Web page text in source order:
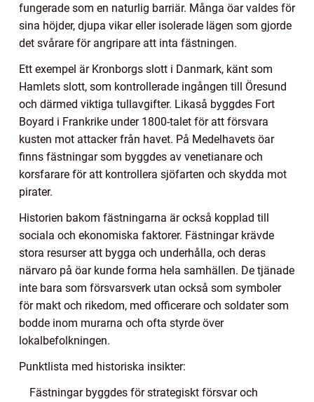
fungerade som en naturlig barriär. Många öar valdes för
sina höjder, djupa vikar eller isolerade lägen som gjorde
det svårare för angripare att inta fästningen.
Ett exempel är Kronborgs slott i Danmark, känt som
Hamlets slott, som kontrollerade ingången till Öresund
och därmed viktiga tullavgifter. Likaså byggdes Fort
Boyard i Frankrike under 1800-talet för att försvara
kusten mot attacker från havet. På Medelhavets öar
finns fästningar som byggdes av venetianare och
korsfarare för att kontrollera sjöfarten och skydda mot
pirater.
Historien bakom fästningarna är också kopplad till
sociala och ekonomiska faktorer. Fästningar krävde
stora resurser att bygga och underhålla, och deras
närvaro på öar kunde forma hela samhällen. De tjänade
inte bara som försvarsverk utan också som symboler
för makt och rikedom, med officerare och soldater som
bodde inom murarna och ofta styrde över
lokalbefolkningen.
Punktlista med historiska insikter:
Fästningar byggdes för strategiskt försvar och